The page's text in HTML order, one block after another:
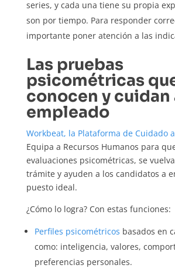
series, y cada una tiene su propia
son por tiempo. Para responder
importante poner atención a las
Las pruebas
psicométricas
conocen y cuidan
empleado
Workbeat, la Plataforma de Cuidado
Equipa a Recursos Humanos para
evaluaciones psicométricas, se
trámite y ayuden a los candidatos a
puesto ideal.
¿Cómo lo logra? Con estas funciones:
Perfiles psicométricos basados en
como: inteligencia, valores,
preferencias personales.